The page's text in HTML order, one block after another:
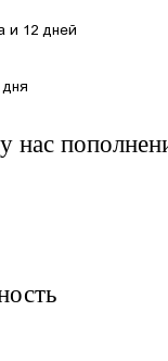
нас